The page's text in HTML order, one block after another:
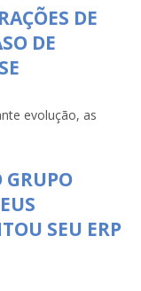
DE
DE
evolução, as
GRUPO
SEU ERP